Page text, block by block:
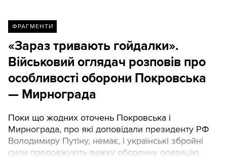
ФРАГМЕНТИ
«Зараз тривають гойдалки».
Військовий оглядач розповів про
особливості оборони Покровська
— Мирнограда
Поки що жодних оточень Покровська і
Мирнограда, про які доповідали президенту РФ
Володимиру Путіну, немає, і українські збройні
сили продовжують важку оборонну операцію.